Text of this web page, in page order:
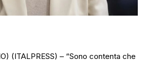
(ITALPRESS) – “Sono contenta che